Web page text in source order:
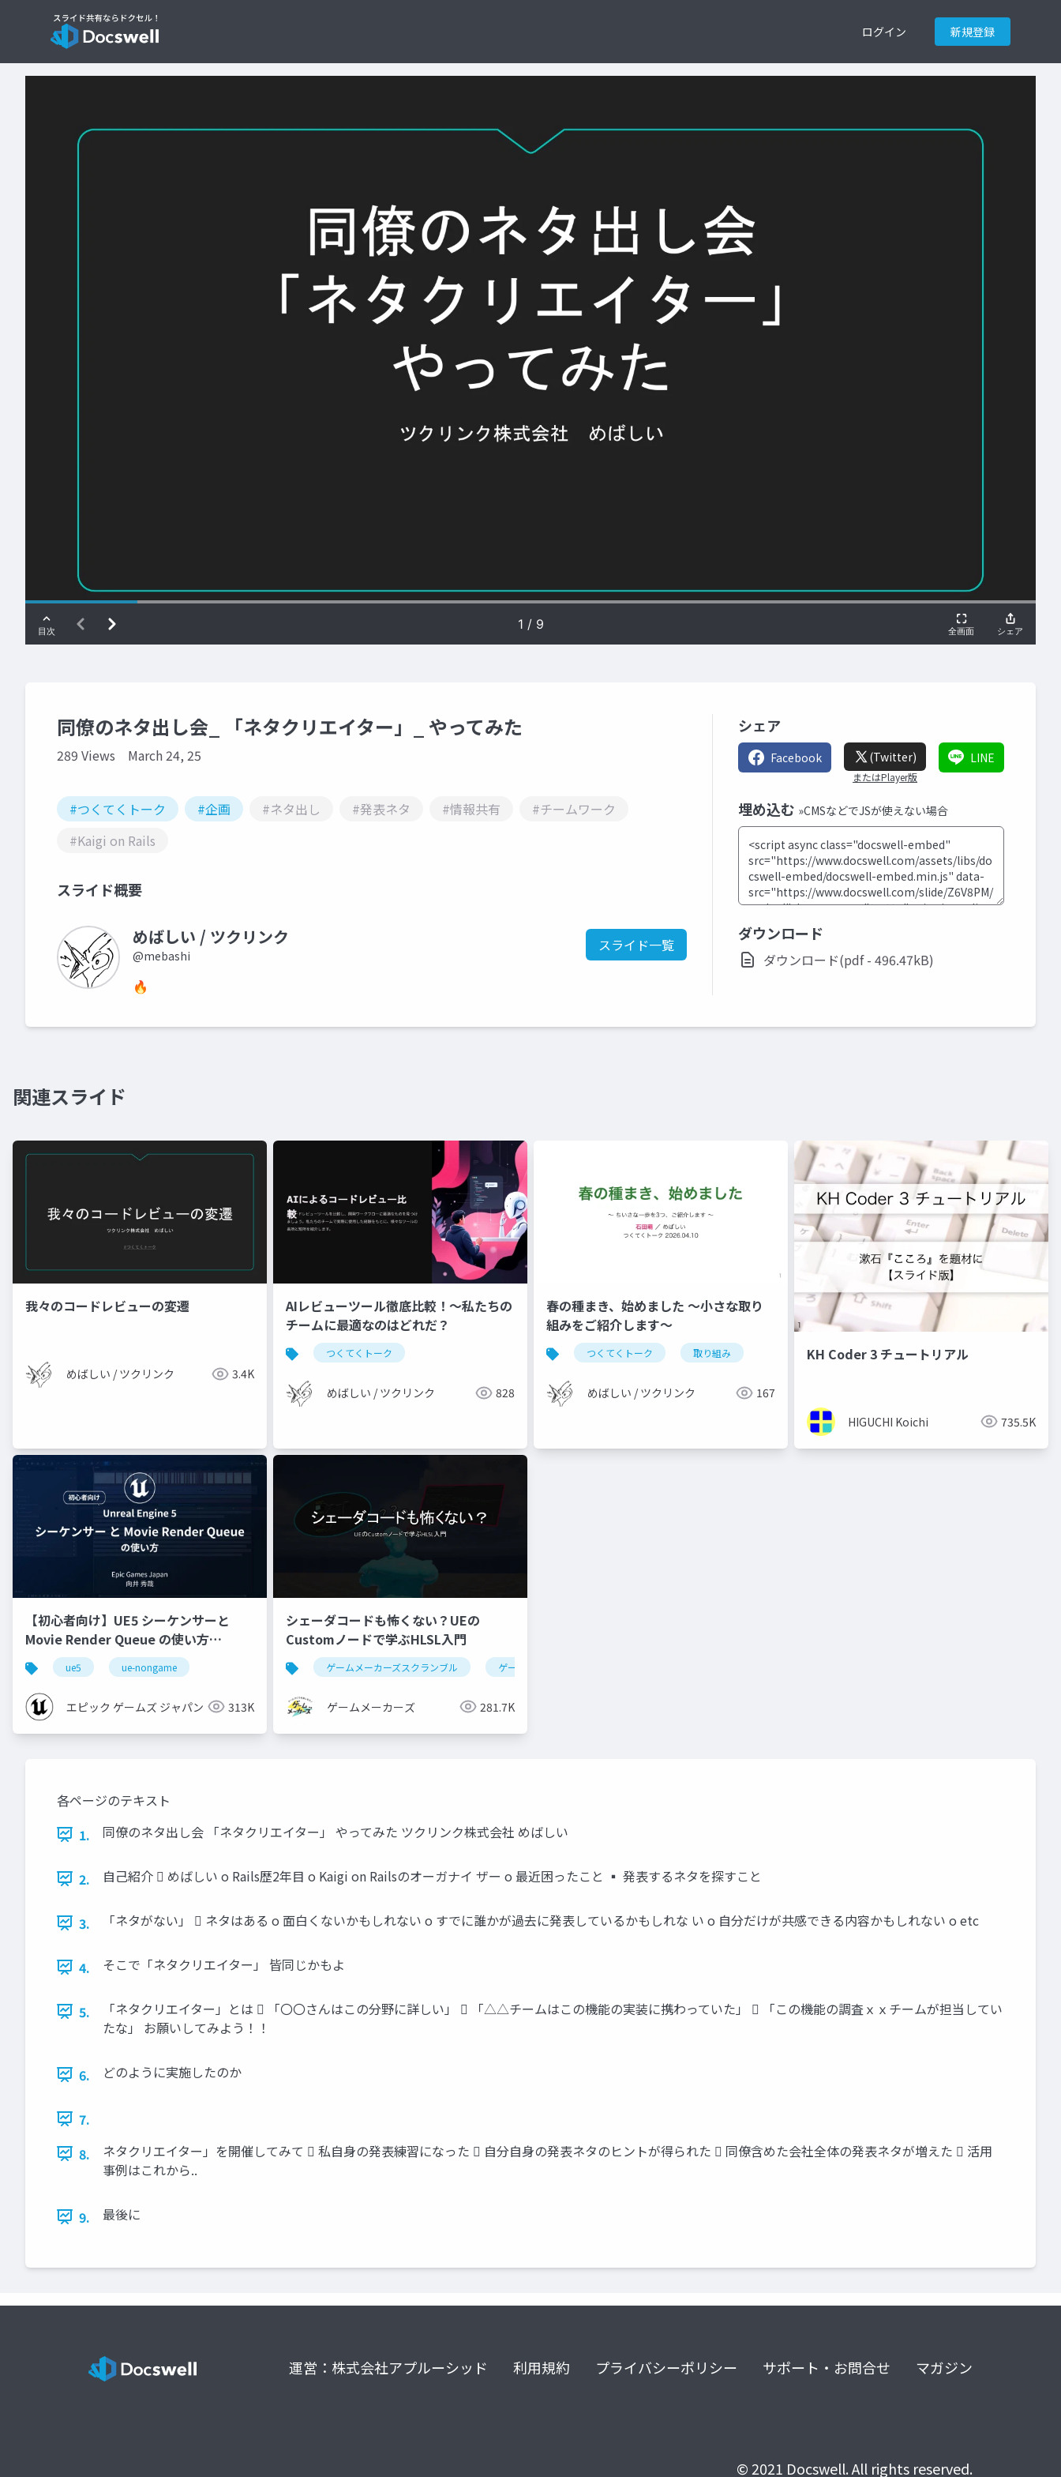
ログイン 新規登録
同僚のネタ出し会_ 「ネタクリエイター」_ やってみた
289 Views March 24, 25
#つくてくトーク #企画 #ネタ出し #発表ネタ #情報共有
#チームワーク
#Kaigi on Rails
スライド概要
めばしい / ツクリンク
@mebashi
スライド一覧
🔥
シェア
Facebook (Twitter)
またはPlayer版
LINE
埋め込む »CMSなどでJSが使えない場合
ダウンロード
ダウンロード(pdf - 496.47kB)
関連スライド
我々のコードレビューの変遷
めばしい / ツクリンク 3.4K
AIレビューツール徹底比較！〜私たちの
チームに最適なのはどれだ？
つくてくトーク
めばしい / ツクリンク 828
春の種まき、始めました 〜小さな取り
組みをご紹介します〜
つくてくトーク 取り組み
めばしい / ツクリンク 167
KH Coder 3 チュートリアル
HIGUCHI Koichi 735.5K
【初心者向け】UE5 シーケンサーと
Movie Render Queue の使い方
【Cinematic Dive 2023】
ue5 ue-nongame
エピック ゲームズ ジャパン 313K
シェーダコードも怖くない？UEの
Customノードで学ぶHLSL入門
ゲームメーカーズスクランブル ゲーム制作
ゲームメーカーズ 281.7K
各ページのテキスト
1.
同僚のネタ出し会 「ネタクリエイター」 やってみた ツクリンク株式会社 めばしい
2. 自己紹介  めばしい o Rails歴2年目 o Kaigi on Railsのオーガナイ ザー o 最近困ったこと ▪ 発表するネタを探すこと
3. 「ネタがない」  ネタはある o 面白くないかもしれない o すでに誰かが過去に発表しているかもしれな い o 自分だけが共感できる内容かもしれない o etc
4. そこで「ネタクリエイター」 皆同じかもよ
5.
「ネタクリエイター」とは  「〇〇さんはこの分野に詳しい」  「△△チームはこの機能の実装に携わっていた」  「この機能の調査ｘｘチームが担当してい
たな」 お願いしてみよう！！
6. どのように実施したのか
7.
8.
ネタクリエイター」を開催してみて  私自身の発表練習になった  自分自身の発表ネタのヒントが得られた  同僚含めた会社全体の発表ネタが増えた  活用
事例はこれから..
9. 最後に
運営：株式会社アプルーシッド 利用規約 プライバシーポリシー サポート・お問合せ マガジン
© 2021 Docswell. All rights reserved.